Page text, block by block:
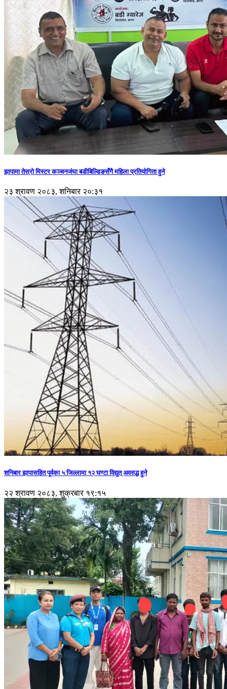
झापामा तेस्रो मिस्टर कञ्चनजंघा बडीबिल्डिङसँगै महिला प्रतियोगिता हुने
२३ श्रावण २०८३, शनिबार २०:३१
शनिबार झापासहित पूर्वका ५ जिल्लामा १२ घण्टा विद्युत् अवरुद्ध हुने
२२ श्रावण २०८३, शुक्रबार १९:१५